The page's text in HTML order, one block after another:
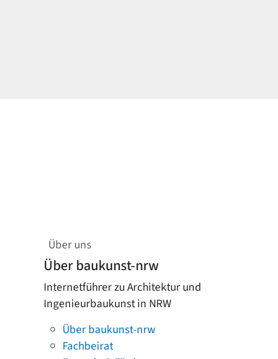
Über uns
Über baukunst-nrw
Internetführer zu Architektur und
Ingenieurbaukunst in NRW
Über baukunst-nrw
Fachbeirat